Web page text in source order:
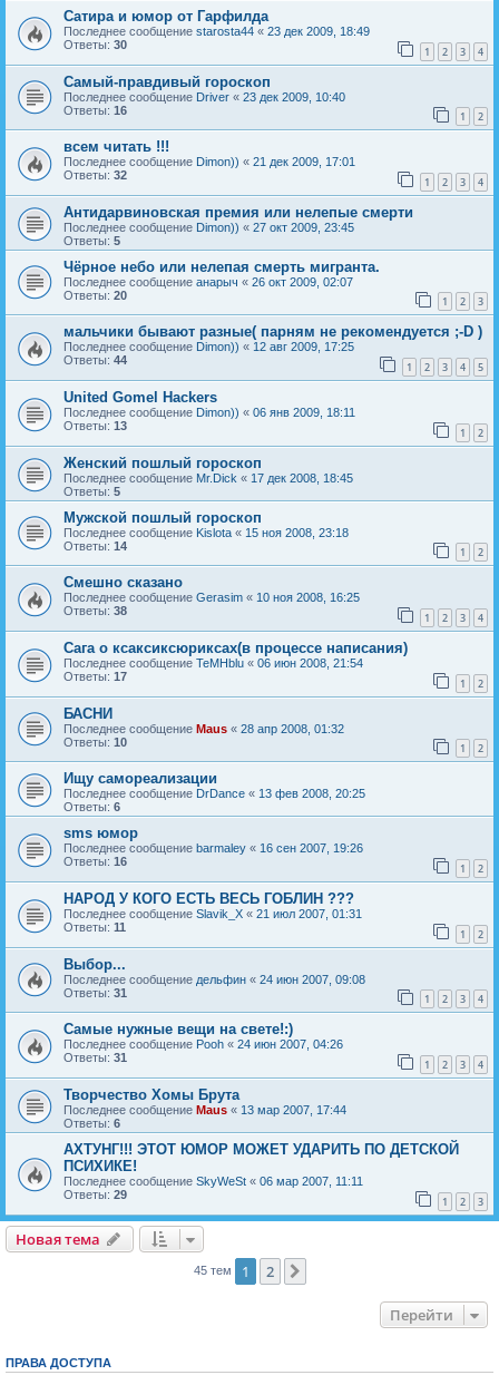
Сатира и юмор от Гарфилда
Последнее сообщение starosta44 « 23 дек 2009, 18:49
Ответы: 30 1 2 3 4
Самый-правдивый гороскоп
Последнее сообщение Driver « 23 дек 2009, 10:40
Ответы: 16 1 2
всем читать !!!
Последнее сообщение Dimon)) « 21 дек 2009, 17:01
Ответы: 32 1 2 3 4
Антидарвиновская премия или нелепые смерти
Последнее сообщение Dimon)) « 27 окт 2009, 23:45
Ответы: 5
Чёрное небо или нелепая смерть мигранта.
Последнее сообщение анарыч « 26 окт 2009, 02:07
Ответы: 20 1 2 3
мальчики бывают разные( парням не рекомендуется ;-D )
Последнее сообщение Dimon)) « 12 авг 2009, 17:25
Ответы: 44 1 2 3 4 5
United Gomel Hackers
Последнее сообщение Dimon)) « 06 янв 2009, 18:11
Ответы: 13 1 2
Женский пошлый гороскоп
Последнее сообщение Mr.Dick « 17 дек 2008, 18:45
Ответы: 5
Мужской пошлый гороскоп
Последнее сообщение Kislota « 15 ноя 2008, 23:18
Ответы: 14 1 2
Смешно сказано
Последнее сообщение Gerasim « 10 ноя 2008, 16:25
Ответы: 38 1 2 3 4
Сага о ксаксиксюриксах(в процессе написания)
Последнее сообщение TeMHblu « 06 июн 2008, 21:54
Ответы: 17 1 2
БАСНИ
Последнее сообщение Maus « 28 апр 2008, 01:32
Ответы: 10 1 2
Ищу самореализации
Последнее сообщение DrDance « 13 фев 2008, 20:25
Ответы: 6
sms юмор
Последнее сообщение barmaley « 16 сен 2007, 19:26
Ответы: 16 1 2
НАРОД У КОГО ЕСТЬ ВЕСЬ ГОБЛИН ???
Последнее сообщение Slavik_X « 21 июл 2007, 01:31
Ответы: 11 1 2
Выбор...
Последнее сообщение дельфин « 24 июн 2007, 09:08
Ответы: 31 1 2 3 4
Самые нужные вещи на свете!:)
Последнее сообщение Pooh « 24 июн 2007, 04:26
Ответы: 31 1 2 3 4
Творчество Хомы Брута
Последнее сообщение Maus « 13 мар 2007, 17:44
Ответы: 6
АХТУНГ!!! ЭТОТ ЮМОР МОЖЕТ УДАРИТЬ ПО ДЕТСКОЙ
ПСИХИКЕ!
Последнее сообщение SkyWeSt « 06 мар 2007, 11:11
Ответы: 29 1 2 3
Новая тема
Новаятема
45 тем 1 2
Перейти
ПРАВА ДОСТУПА